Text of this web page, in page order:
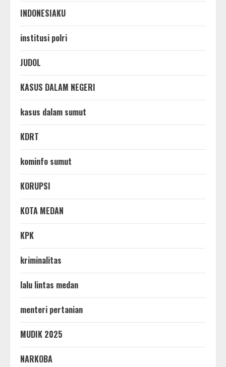
INDONESIAKU
institusi polri
JUDOL
KASUS DALAM NEGERI
kasus dalam sumut
KDRT
kominfo sumut
KORUPSI
KOTA MEDAN
KPK
kriminalitas
lalu lintas medan
menteri pertanian
MUDIK 2025
NARKOBA